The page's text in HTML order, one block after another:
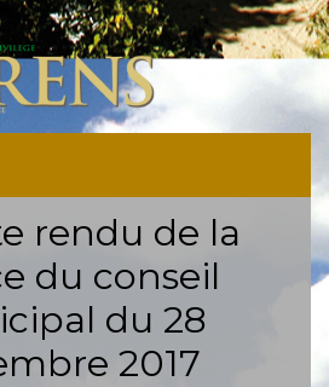
rendu de la
du conseil
du 28
2017